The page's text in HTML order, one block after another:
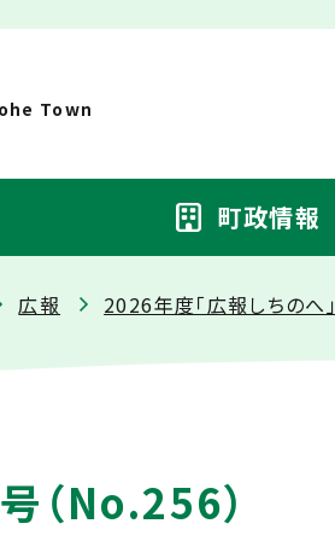
Town
町政情報
広報 2026年度「広報しちのへ」
（No.256）